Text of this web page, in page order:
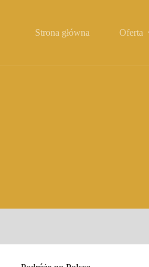
Strona główna Oferta